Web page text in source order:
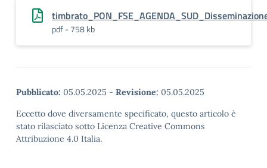
pdf - 758 kb
Pubblicato: 05.05.2025 - Revisione: 05.05.2025
Eccetto dove diversamente specificato, questo articolo è
stato rilasciato sotto Licenza Creative Commons
Attribuzione 4.0 Italia.